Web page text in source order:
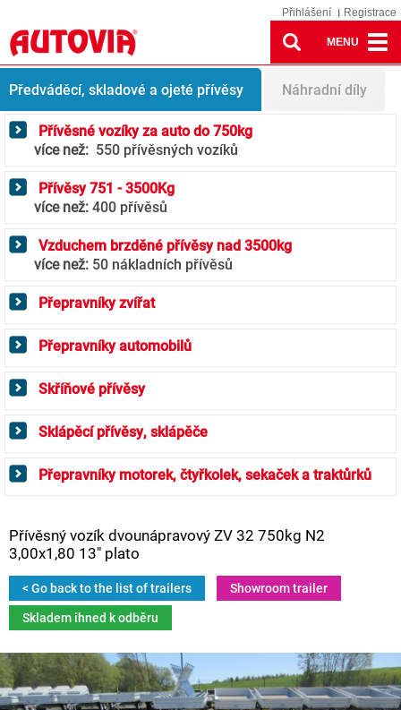
Přihlášení Registrace
MENU
Trailers
Předváděcí, skladové a ojeté přívěsy Náhradní díly
Přívěsné vozíky za auto do 750kg
více než: 550 přívěsných vozíků
Přívěsy 751 - 3500Kg
více než:400 přívěsů
Vzduchem brzděné přívěsy nad 3500kg
více než: 50 nákladních přívěsů
Přepravníky zvířat
Přepravníky automobilů
Skříňové přívěsy
Sklápěcí přívěsy, sklápěče
Přepravníky motorek, čtyřkolek, sekaček a traktůrků
Přívěsný vozík dvounápravový ZV 32 750kg N2
3,00x1,80 13" plato
< Go back to the list of trailers
Showroom trailer
Skladem ihned k odběru